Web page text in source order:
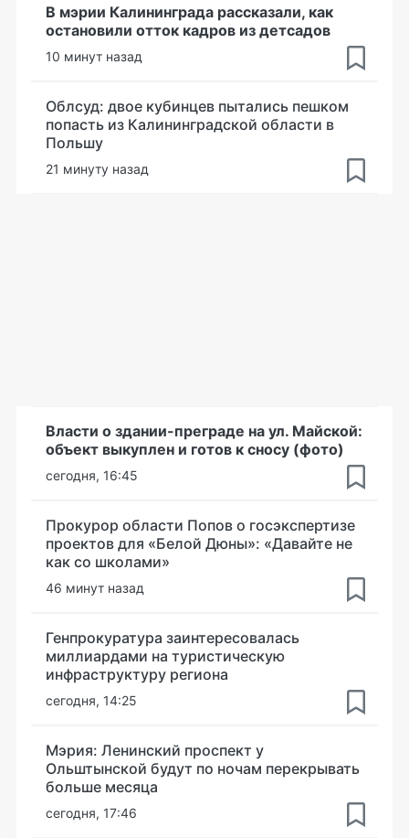
В мэрии Калининграда рассказали, как
остановили отток кадров из детсадов
10 минут назад
Облсуд: двое кубинцев пытались пешком
попасть из Калининградской области в
Польшу
21 минуту назад
Власти о здании-преграде на ул. Майской:
объект выкуплен и готов к сносу (фото)
сегодня, 16:45
Прокурор области Попов о госэкспертизе
проектов для «Белой Дюны»: «Давайте не
как со школами»
46 минут назад
Генпрокуратура заинтересовалась
миллиардами на туристическую
инфраструктуру региона
сегодня, 14:25
Мэрия: Ленинский проспект у
Ольштынской будут по ночам перекрывать
больше месяца
сегодня, 17:46